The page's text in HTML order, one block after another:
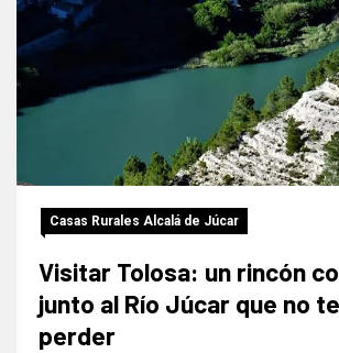
Casas Rurales Alcalá de Júcar
Visitar Tolosa: un rincón
junto al Río Júcar que no
perder